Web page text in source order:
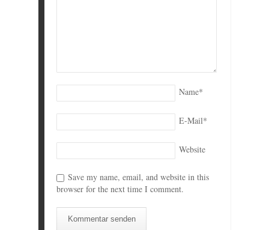
Name*
E-Mail*
Website
Save my name, email, and website in this
browser for the next time I comment.